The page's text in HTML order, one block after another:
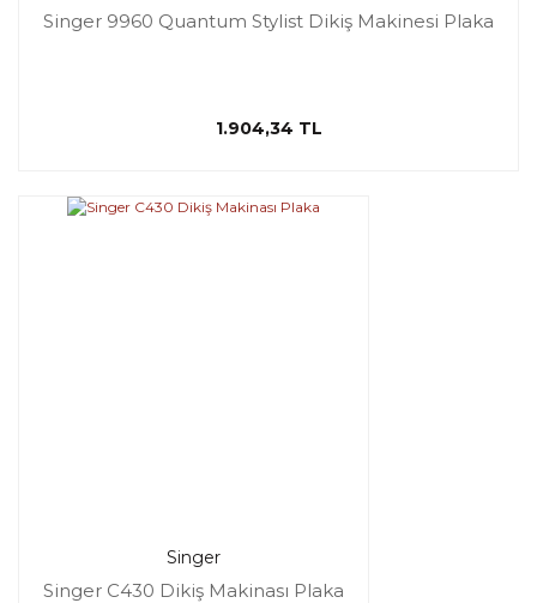
Singer 9960 Quantum Stylist Dikiş Makinesi Plaka
1.904,34 TL
Singer
Singer C430 Dikiş Makinası Plaka